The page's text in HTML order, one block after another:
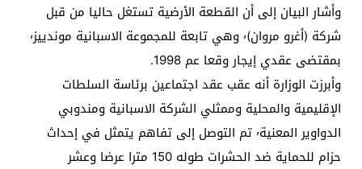
وأشار البيان إلى أن القطعة الأرضية تستغل حاليا من قبل
شركة (أغرو مروان)٬ وهي تابعة للمجموعة الاسبانية موندييز٬
بمقتضى عقدي إيجار وقعا عم 1998.
وأبرزت الوزارة أنه عقب عقد اجتماعين برئاسة السلطات
الإقليمية والمحلية وممثلي الشركة الاسبانية ومندوبي
الدواوير المعنية٬ تم التوصل إلى تفاهم يتمثل في إحداث
حزام للحماية ضد الحشرات طوله 150 مترا عرضا وعشر